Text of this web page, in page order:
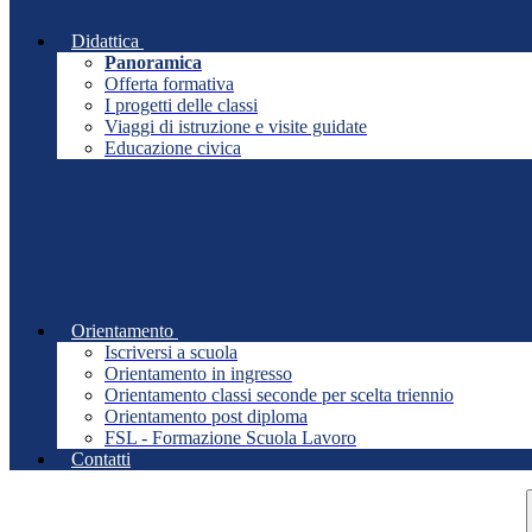
Didattica
Panoramica
Offerta formativa
I progetti delle classi
Viaggi di istruzione e visite guidate
Educazione civica
Orientamento
Iscriversi a scuola
Orientamento in ingresso
Orientamento classi seconde per scelta triennio
Orientamento post diploma
FSL - Formazione Scuola Lavoro
Contatti